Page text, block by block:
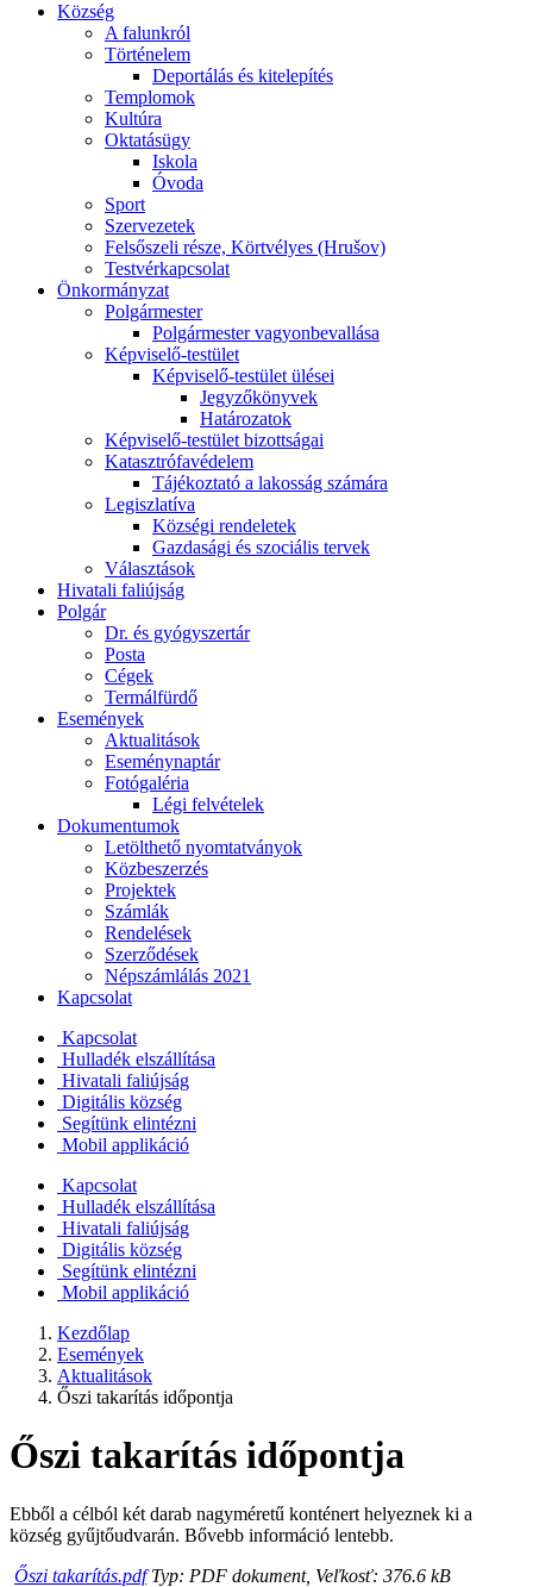
Község
A falunkról
Történelem
Deportálás és kitelepítés
Templomok
Kultúra
Oktatásügy
Iskola
Óvoda
Sport
Szervezetek
Felsőszeli része, Körtvélyes (Hrušov)
Testvérkapcsolat
Önkormányzat
Polgármester
Polgármester vagyonbevallása
Képviselő-testület
Képviselő-testület ülései
Jegyzőkönyvek
Határozatok
Képviselő-testület bizottságai
Katasztrófavédelem
Tájékoztató a lakosság számára
Legiszlatíva
Községi rendeletek
Gazdasági és szociális tervek
Választások
Hivatali faliújság
Polgár
Dr. és gyógyszertár
Posta
Cégek
Termálfürdő
Események
Aktualitások
Eseménynaptár
Fotógaléria
Légi felvételek
Dokumentumok
Letölthető nyomtatványok
Közbeszerzés
Projektek
Számlák
Rendelések
Szerződések
Népszámlálás 2021
Kapcsolat
Kapcsolat
Hulladék elszállítása
Hivatali faliújság
Digitális község
Segítünk elintézni
Mobil applikáció
Kapcsolat
Hulladék elszállítása
Hivatali faliújság
Digitális község
Segítünk elintézni
Mobil applikáció
Kezdőlap
Események
Aktualitások
Őszi takarítás időpontja
Őszi takarítás időpontja
Ebből a célból két darab nagyméretű konténert helyeznek ki a
község gyűjtőudvarán. Bővebb információ lentebb.
Őszi takarítás.pdfTyp: PDF dokument, Veľkosť: 376.6 kB